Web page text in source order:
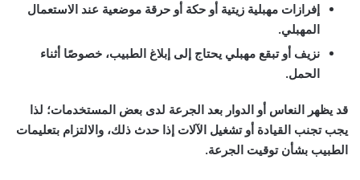
إفرازات مهبلية زيتية أو حكة أو حرقة موضعية عند الاستعمال
المهبلي.
نزيف أو تبقع مهبلي يحتاج إلى إبلاغ الطبيب، خصوصًا أثناء
الحمل.
قد يظهر النعاس أو الدوار بعد الجرعة لدى بعض المستخدمات؛ لذا
يجب تجنب القيادة أو تشغيل الآلات إذا حدث ذلك، والالتزام بتعليمات
الطبيب بشأن توقيت الجرعة.